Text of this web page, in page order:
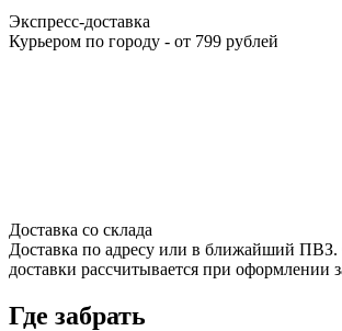
Экспресс-доставка
Курьером по городу - от 799 рублей
Доставка со склада
Доставка по адресу или в ближайший ПВЗ.
доставки рассчитывается при оформлении
Где забрать